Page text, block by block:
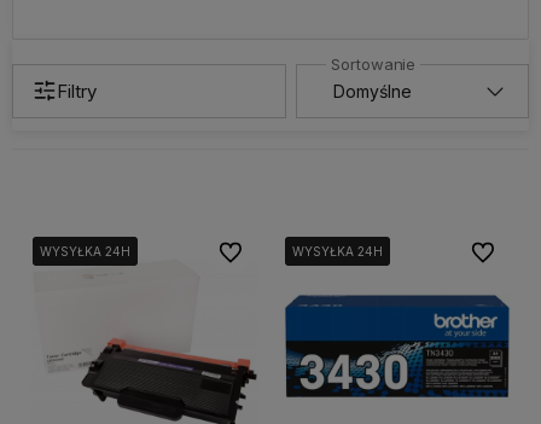
z poprzedniej sesji.
Filtry
WYSYŁKA 24H
WYSYŁKA 24H
WYSYŁKA 24H Do ulubionychWYSYŁKA 24H
WYSYŁKA 24H
WYSYŁKA 24H Do